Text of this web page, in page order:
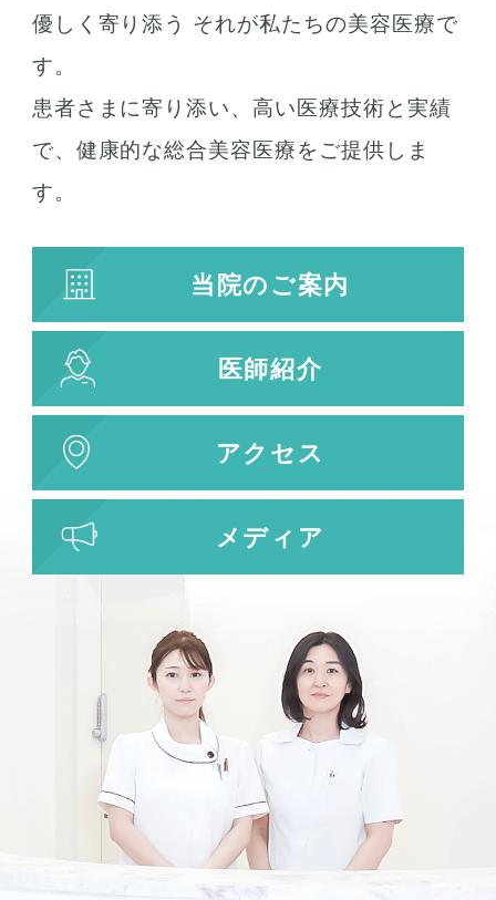
優しく寄り添う それが私たちの美容医療で
す。
患者さまに寄り添い、高い医療技術と実績
で、健康的な総合美容医療をご提供しま
す。
当院のご案内
医師紹介
アクセス
メディア